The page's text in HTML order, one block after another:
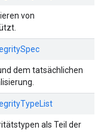
von
dem tatsächlichen
als Teil der